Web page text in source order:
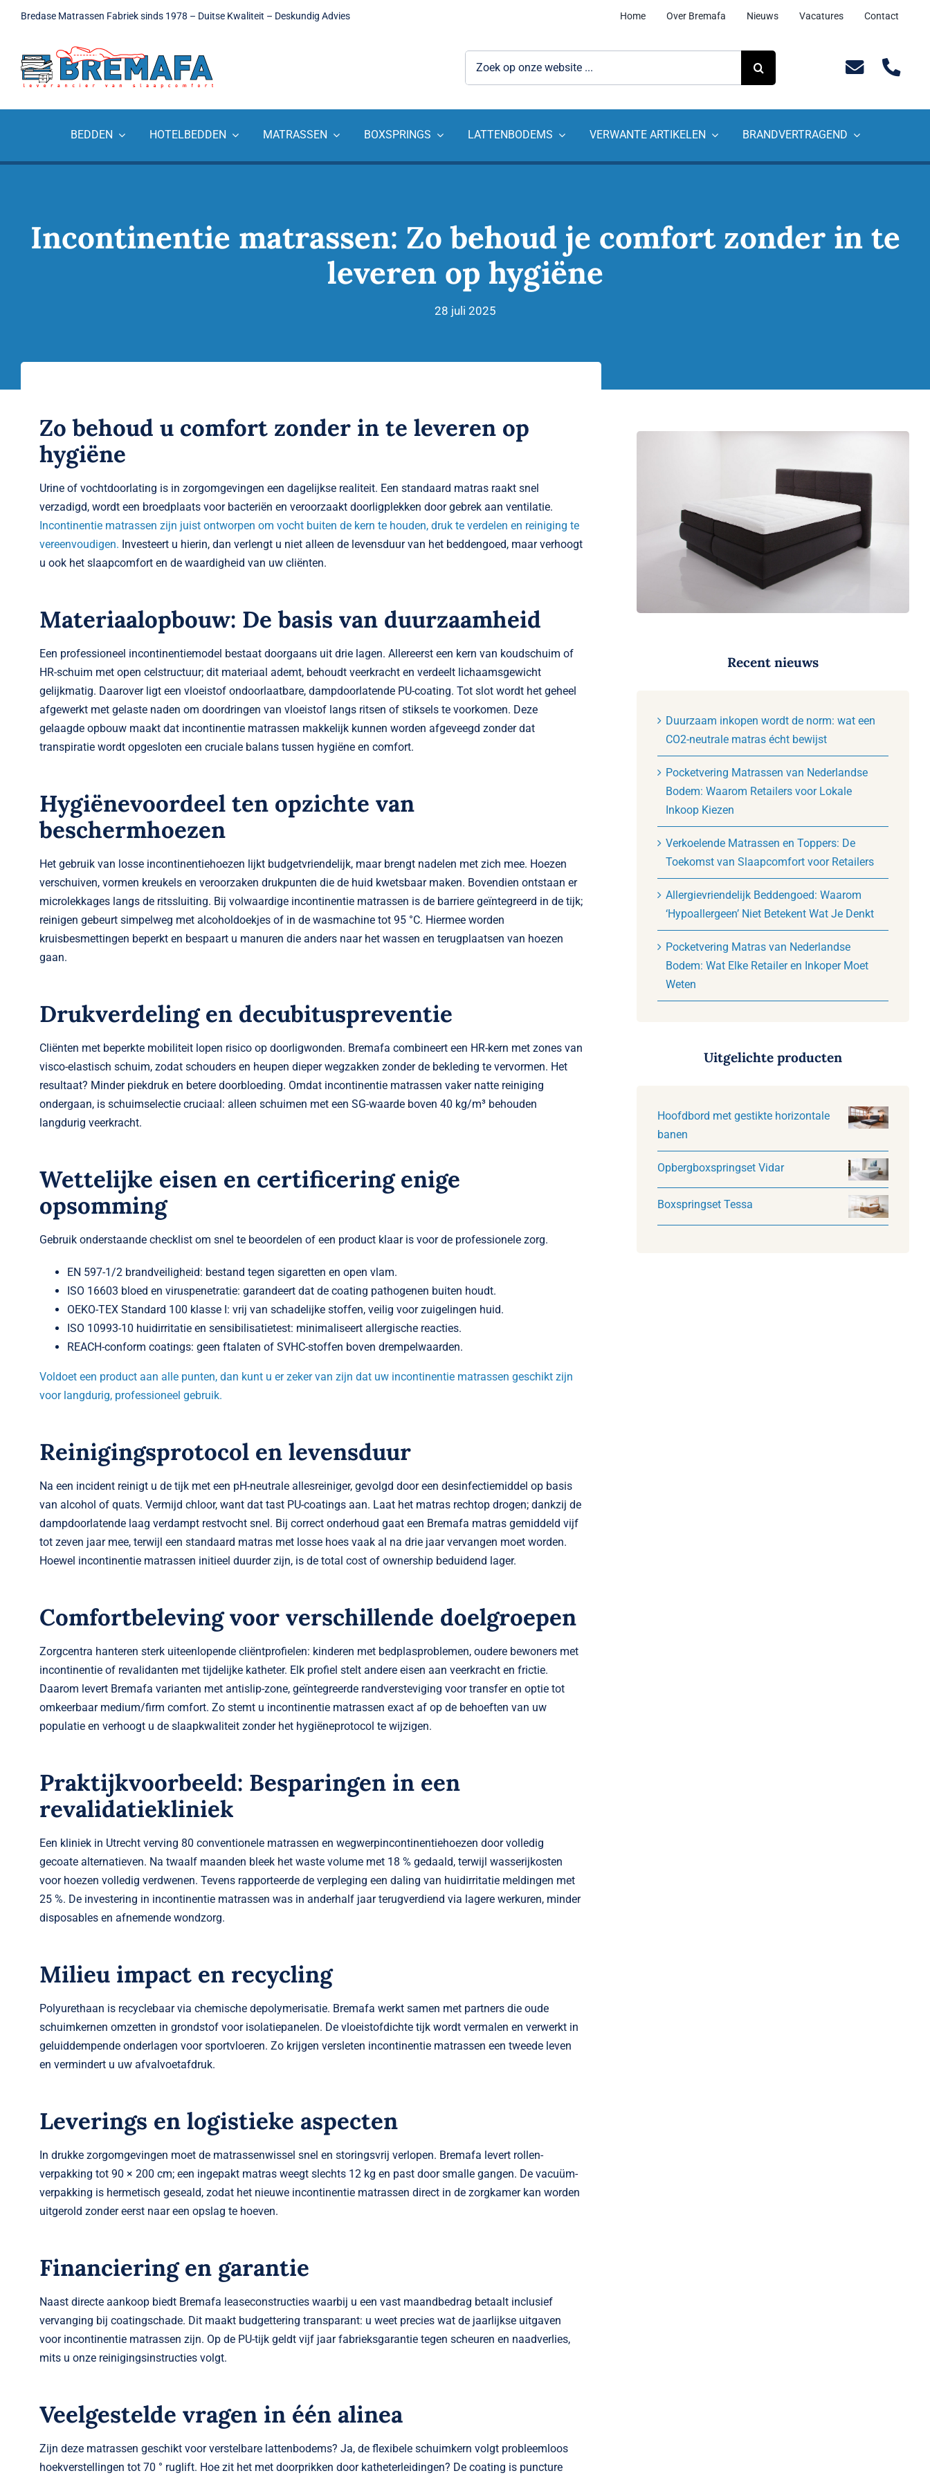
Bredase Matrassen Fabriek sinds 1978 – Duitse Kwaliteit – Deskundig Advies Home Over Bremafa Nieuws Vacatures Contact
BEDDEN HOTELBEDDEN MATRASSEN BOXSPRINGS LATTENBODEMS VERWANTE ARTIKELEN BRANDVERTRAGEND
Incontinentie matrassen: Zo behoud je comfort zonder in te
leveren op hygiëne
28 juli 2025
Zo behoud u comfort zonder in te leveren op
hygiëne
Urine of vochtdoorlating is in zorgomgevingen een dagelijkse realiteit. Een standaard matras raakt snel
verzadigd, wordt een broedplaats voor bacteriën en veroorzaakt doorligplekken door gebrek aan ventilatie.
Incontinentie matrassen zijn juist ontworpen om vocht buiten de kern te houden, druk te verdelen en reiniging te
vereenvoudigen. Investeert u hierin, dan verlengt u niet alleen de levensduur van het beddengoed, maar verhoogt
u ook het slaapcomfort en de waardigheid van uw cliënten.
Materiaalopbouw: De basis van duurzaamheid
Een professioneel incontinentie­model bestaat doorgaans uit drie lagen. Allereerst een kern van koudschuim of
HR-schuim met open celstructuur; dit materiaal ademt, behoudt veerkracht en verdeelt lichaamsgewicht
gelijkmatig. Daarover ligt een vloeistof ondoorlaatbare, dampdoorlatende PU-coating. Tot slot wordt het geheel
afgewerkt met gelaste naden om doordringen van vloeistof langs ritsen of stiksels te voorkomen. Deze
gelaagde opbouw maakt dat incontinentie matrassen makkelijk kunnen worden afgeveegd zonder dat
transpiratie wordt opgesloten een cruciale balans tussen hygiëne en comfort.
Hygiënevoordeel ten opzichte van
beschermhoezen
Het gebruik van losse incontinentiehoezen lijkt budgetvriendelijk, maar brengt nadelen met zich mee. Hoezen
verschuiven, vormen kreukels en veroorzaken drukpunten die de huid kwetsbaar maken. Bovendien ontstaan er
microlekkages langs de ritssluiting. Bij volwaardige incontinentie matrassen is de barriere geïntegreerd in de tijk;
reinigen gebeurt simpelweg met alcoholdoekjes of in de wasmachine tot 95 °C. Hiermee worden
kruisbesmettingen beperkt en bespaart u manuren die anders naar het wassen en terugplaatsen van hoezen
gaan.
Drukverdeling en decubituspreventie
Cliënten met beperkte mobiliteit lopen risico op doorligwonden. Bremafa combineert een HR-kern met zones van
visco-elastisch schuim, zodat schouders en heupen dieper wegzakken zonder de bekleding te vervormen. Het
resultaat? Minder piekdruk en betere doorbloeding. Omdat incontinentie matrassen vaker natte reiniging
ondergaan, is schuimselectie cruciaal: alleen schuimen met een SG-waarde boven 40 kg/m³ behouden
langdurig veerkracht.
Wettelijke eisen en certificering enige
opsomming
Gebruik onderstaande checklist om snel te beoordelen of een product klaar is voor de professionele zorg.
EN 597-1/2 brandveiligheid: bestand tegen sigaretten en open vlam.
ISO 16603 bloed en viruspenetratie: garandeert dat de coating pathogenen buiten houdt.
OEKO-TEX Standard 100 klasse I: vrij van schadelijke stoffen, veilig voor zuigelingen huid.
ISO 10993-10 huidirritatie en sensibilisatie­test: minimaliseert allergische reacties.
REACH-conform coatings: geen ftalaten of SVHC-stoffen boven drempelwaarden.
Voldoet een product aan alle punten, dan kunt u er zeker van zijn dat uw incontinentie matrassen geschikt zijn
voor langdurig, professioneel gebruik.
Reinigingsprotocol en levensduur
Na een incident reinigt u de tijk met een pH-neutrale allesreiniger, gevolgd door een desinfectiemiddel op basis
van alcohol of quats. Vermijd chloor, want dat tast PU-coatings aan. Laat het matras rechtop drogen; dankzij de
dampdoorlatende laag verdampt restvocht snel. Bij correct onderhoud gaat een Bremafa matras gemiddeld vijf
tot zeven jaar mee, terwijl een standaard matras met losse hoes vaak al na drie jaar vervangen moet worden.
Hoewel incontinentie matrassen initieel duurder zijn, is de total cost of ownership beduidend lager.
Comfortbeleving voor verschillende doelgroepen
Zorgcentra hanteren sterk uiteenlopende cliëntprofielen: kinderen met bedplas­problemen, oudere bewoners met
incontinentie of revalidanten met tijdelijke katheter. Elk profiel stelt andere eisen aan veerkracht en frictie.
Daarom levert Bremafa varianten met antislip-zone, geïntegreerde randversteviging voor transfer en optie tot
omkeerbaar medium/firm comfort. Zo stemt u incontinentie matrassen exact af op de behoeften van uw
populatie en verhoogt u de slaapkwaliteit zonder het hygiëneprotocol te wijzigen.
Praktijkvoorbeeld: Besparingen in een
revalidatiekliniek
Een kliniek in Utrecht verving 80 conventionele matrassen en wegwerpincontinentiehoezen door volledig
gecoate alternatieven. Na twaalf maanden bleek het waste volume met 18 % gedaald, terwijl wasserij­kosten
voor hoezen volledig verdwenen. Tevens rapporteerde de verpleging een daling van huid­irritatie meldingen met
25 %. De investering in incontinentie matrassen was in anderhalf jaar terugverdiend via lagere werkuren, minder
disposables en afnemende wondzorg.
Milieu impact en recycling
Polyurethaan is recyclebaar via chemische depolymerisatie. Bremafa werkt samen met partners die oude
schuimkernen omzetten in grondstof voor isolatiepanelen. De vloeistofdichte tijk wordt vermalen en verwerkt in
geluiddempende onderlagen voor sportvloeren. Zo krijgen versleten incontinentie matrassen een tweede leven
en vermindert u uw afvalvoetafdruk.
Leverings en logistieke aspecten
In drukke zorgomgevingen moet de matrassenwissel snel en storingsvrij verlopen. Bremafa levert rollen­
verpakking tot 90 × 200 cm; een ingepakt matras weegt slechts 12 kg en past door smalle gangen. De vacuüm­
verpakking is hermetisch geseald, zodat het nieuwe incontinentie matrassen direct in de zorgkamer kan worden
uitgerold zonder eerst naar een opslag te hoeven.
Financiering en garantie
Naast directe aankoop biedt Bremafa lease­constructies waarbij u een vast maandbedrag betaalt inclusief
vervanging bij coating­schade. Dit maakt budgettering transparant: u weet precies wat de jaarlijkse uitgaven
voor incontinentie matrassen zijn. Op de PU-tijk geldt vijf jaar fabrieksgarantie tegen scheuren en naad­verlies,
mits u onze reinigingsinstructies volgt.
Veelgestelde vragen in één alinea
Zijn deze matrassen geschikt voor verstelbare lattenbodems? Ja, de flexibele schuimkern volgt probleemloos
hoekverstellingen tot 70 ° rug­lift. Hoe zit het met doorprikken door katheter­leidingen? De coating is puncture
Recent nieuws
Duurzaam inkopen wordt de norm: wat een
CO2-neutrale matras écht bewijst
Pocketvering Matrassen van Nederlandse
Bodem: Waarom Retailers voor Lokale
Inkoop Kiezen
Verkoelende Matrassen en Toppers: De
Toekomst van Slaapcomfort voor Retailers
Allergievriendelijk Beddengoed: Waarom
‘Hypoallergeen’ Niet Betekent Wat Je Denkt
Pocketvering Matras van Nederlandse
Bodem: Wat Elke Retailer en Inkoper Moet
Weten
Uitgelichte producten
Hoofdbord met gestikte horizontale
banen
Opbergboxspringset Vidar
Boxspringset Tessa